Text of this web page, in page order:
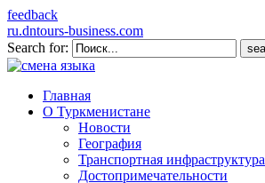
feedback
ru.dntours-business.com
Search for:
Главная
О Туркменистане
Новости
География
Транспортная инфраструктура
Достопримечательности